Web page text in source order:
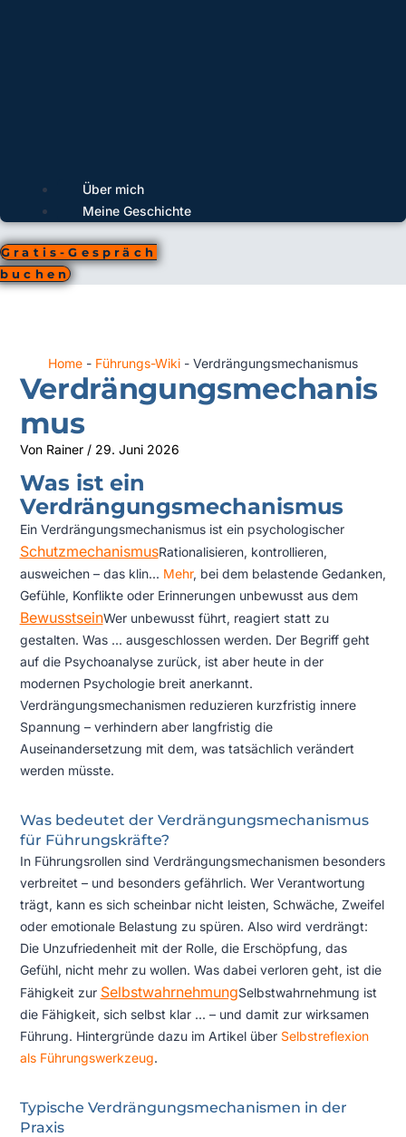
Über mich
Meine Geschichte
Gratis-Gespräch
buchen
Home - Führungs-Wiki - Verdrängungsmechanismus
Verdrängungsmechanis
mus
Von Rainer / 29. Juni 2026
Was ist ein
Verdrängungsmechanismus
Ein Verdrängungsmechanismus ist ein psychologischer
SchutzmechanismusRationalisieren, kontrollieren,
ausweichen – das klin... Mehr, bei dem belastende Gedanken,
Gefühle, Konflikte oder Erinnerungen unbewusst aus dem
BewusstseinWer unbewusst führt, reagiert statt zu
gestalten. Was ... ausgeschlossen werden. Der Begriff geht
auf die Psychoanalyse zurück, ist aber heute in der
modernen Psychologie breit anerkannt.
Verdrängungsmechanismen reduzieren kurzfristig innere
Spannung – verhindern aber langfristig die
Auseinandersetzung mit dem, was tatsächlich verändert
werden müsste.
Was bedeutet der Verdrängungsmechanismus
für Führungskräfte?
In Führungsrollen sind Verdrängungsmechanismen besonders
verbreitet – und besonders gefährlich. Wer Verantwortung
trägt, kann es sich scheinbar nicht leisten, Schwäche, Zweifel
oder emotionale Belastung zu spüren. Also wird verdrängt:
Die Unzufriedenheit mit der Rolle, die Erschöpfung, das
Gefühl, nicht mehr zu wollen. Was dabei verloren geht, ist die
Fähigkeit zur SelbstwahrnehmungSelbstwahrnehmung ist
die Fähigkeit, sich selbst klar ... – und damit zur wirksamen
Führung. Hintergründe dazu im Artikel über Selbstreflexion
als Führungswerkzeug.
Typische Verdrängungsmechanismen in der
Praxis